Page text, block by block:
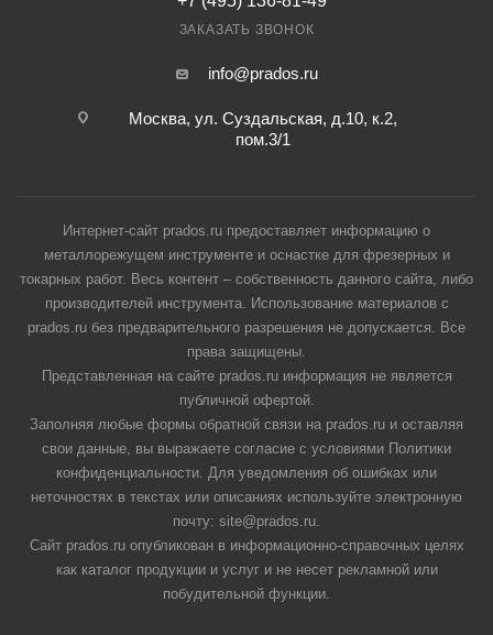
ЗАКАЗАТЬ ЗВОНОК
info@prados.ru
Москва, ул. Суздальская, д.10, к.2,
пом.3/1
Интернет-сайт prados.ru предоставляет информацию о
металлорежущем инструменте и оснастке для фрезерных и
токарных работ. Весь контент – собственность данного сайта, либо
производителей инструмента. Использование материалов с
prados.ru без предварительного разрешения не допускается. Все
права защищены.
Представленная на сайте prados.ru информация не является
публичной офертой.
Заполняя любые формы обратной связи на prados.ru и оставляя
свои данные, вы выражаете согласие с условиями Политики
конфиденциальности. Для уведомления об ошибках или
неточностях в текстах или описаниях используйте электронную
почту: site@prados.ru.
Сайт prados.ru опубликован в информационно-справочных целях
как каталог продукции и услуг и не несет рекламной или
побудительной функции.